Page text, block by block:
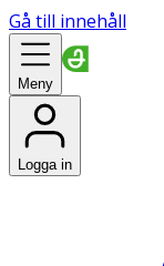
Gå till innehåll
Meny
Logga in